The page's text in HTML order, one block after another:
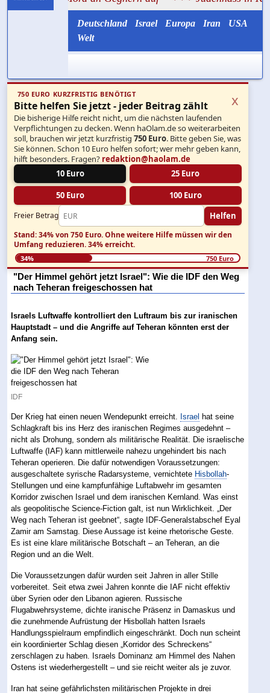
Deutschland Israel Europa Iran
USA
Welt
750 EURO KURZFRISTIG BENÖTIGT
Bitte helfen Sie jetzt - jeder Beitrag zählt
Die bisherige Hilfe reicht nicht, um die nächsten laufenden
Verpflichtungen zu decken. Wenn haOlam.de so weiterarbeiten
soll, brauchen wir jetzt kurzfristig750 Euro. Bitte geben Sie, was
Sie können. Schon 10 Euro helfen sofort; wer mehr geben kann,
hilft besonders. Fragen? redaktion@haolam.de
10 Euro
25 Euro
50 Euro 100 Euro
Freier Betrag Helfen
x
Stand: 34% von 750 Euro.Ohne weitere Hilfe müssen wir den
Umfang reduzieren.34% erreicht.
34% 750 Euro
"Der Himmel gehört jetzt Israel": Wie die IDF den Weg
nach Teheran freigeschossen hat
Israels Luftwaffe kontrolliert den Luftraum bis zur iranischen
Hauptstadt – und die Angriffe auf Teheran könnten erst der
Anfang sein.
IDF
Der Krieg hat einen neuen Wendepunkt erreicht. Israel hat seine
Schlagkraft bis ins Herz des iranischen Regimes ausgedehnt –
nicht als Drohung, sondern als militärische Realität. Die israelische
Luftwaffe (IAF) kann mittlerweile nahezu ungehindert bis nach
Teheran operieren. Die dafür notwendigen Voraussetzungen:
ausgeschaltete syrische Radarsysteme, vernichtete Hisbollah-
Stellungen und eine kampfunfähige Luftabwehr im gesamten
Korridor zwischen Israel und dem iranischen Kernland. Was einst
als geopolitische Science-Fiction galt, ist nun Wirklichkeit. „Der
Weg nach Teheran ist geebnet“, sagte IDF-Generalstabschef Eyal
Zamir am Samstag. Diese Aussage ist keine rhetorische Geste.
Es ist eine klare militärische Botschaft – an Teheran, an die
Region und an die Welt.
Die Voraussetzungen dafür wurden seit Jahren in aller Stille
vorbereitet. Seit etwa zwei Jahren konnte die IAF nicht effektiv
über Syrien oder den Libanon agieren. Russische
Flugabwehrsysteme, dichte iranische Präsenz in Damaskus und
die zunehmende Aufrüstung der Hisbollah hatten Israels
Handlungsspielraum empfindlich eingeschränkt. Doch nun scheint
ein koordinierter Schlag diesen „Korridor des Schreckens“
zerschlagen zu haben. Israels Dominanz am Himmel des Nahen
Ostens ist wiederhergestellt – und sie reicht weiter als je zuvor.
Iran hat seine gefährlichsten militärischen Projekte in drei